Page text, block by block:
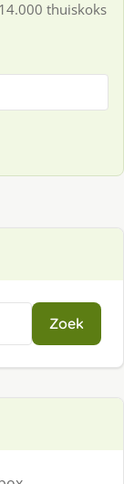
thuiskoks
Zoek